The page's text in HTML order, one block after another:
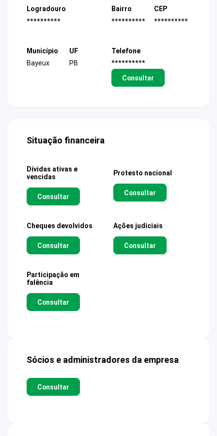
Logradouro
**********
Bairro
**********
CEP
**********
Município
Bayeux
UF
PB
Telefone
**********
Consultar
Situação financeira
Dívidas ativas e
vencidas
Consultar
Protesto nacional
Consultar
Cheques devolvidos
Consultar
Ações judiciais
Consultar
Participação em
falência
Consultar
Sócios e administradores da empresa
Consultar